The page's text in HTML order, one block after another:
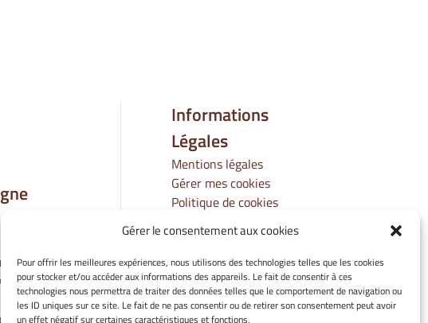
Gérer le consentement aux cookies
Pour offrir les meilleures expériences, nous utilisons des technologies telles que les cookies
pour stocker et/ou accéder aux informations des appareils. Le fait de consentir à ces
technologies nous permettra de traiter des données telles que le comportement de navigation ou
les ID uniques sur ce site. Le fait de ne pas consentir ou de retirer son consentement peut avoir
un effet négatif sur certaines caractéristiques et fonctions.
Ladrey
Informations
Légales
Mentions légales
Gérer mes cookies
Politique de cookies
confidentialité
Avertissement